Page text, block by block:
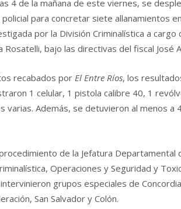
4 de la mañana de este viernes, se
para concretar siete allanamientos
por la División Criminalística a
Rosatelli, bajo las directivas del fiscal José
recabados por El Entre Ríos, los
1 celular, 1 pistola calibre 40, 1
varias. Además, se detuvieron al menos a
de la Jefatura Departamental
Operaciones y Seguridad y
grupos especiales de
San Salvador y Colón.